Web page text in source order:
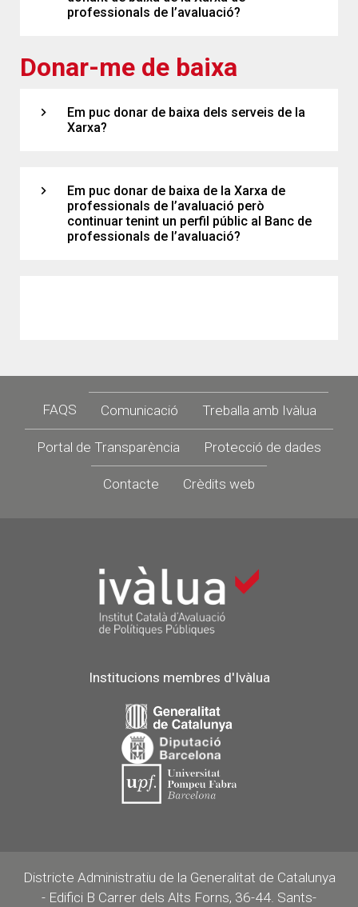
professionals de l’avaluació?
Donar-me de baixa
expand_more
Em puc donar de baixa dels serveis de la
Xarxa?
expand_more
Em puc donar de baixa de la Xarxa de
professionals de l’avaluació però
continuar tenint un perfil públic al Banc de
professionals de l’avaluació?
Footer
FAQS Comunicació Treballa amb Ivàlua
Portal de Transparència Protecció de dades
Contacte Crèdits web
Institucions membres d'Ivàlua
Districte Administratiu de la Generalitat de Catalunya
- Edifici B Carrer dels Alts Forns, 36-44. Sants-